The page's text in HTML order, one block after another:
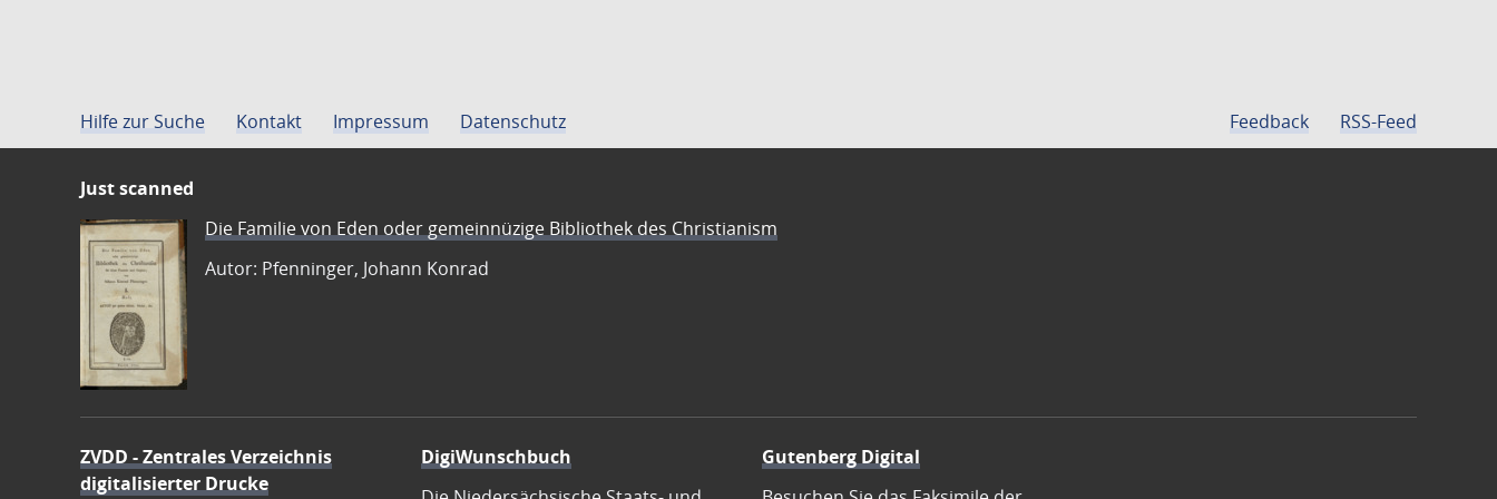
Hilfe zur Suche Kontakt Impressum Datenschutz Feedback RSS-Feed
Just scanned
Die Familie von Eden oder gemeinnüzige Bibliothek des Christianism
Autor: Pfenninger, Johann Konrad
ZVDD - Zentrales Verzeichnis
digitalisierter Drucke
DigiWunschbuch
Gutenberg Digital